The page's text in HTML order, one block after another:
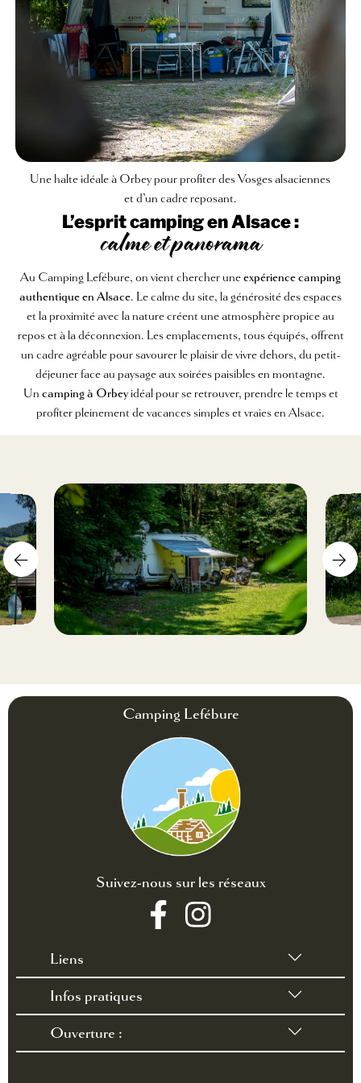
Une halte idéale à Orbey pour profiter des Vosges alsaciennes
et d’un cadre reposant.
L’esprit camping en Alsace :
calme et panorama
Au Camping Lefébure, on vient chercher uneexpérience camping
authentique en Alsace. Le calme du site, la générosité des espaces
et la proximité avec la nature créent une atmosphère propice au
repos et à la déconnexion. Les emplacements, tous équipés, offrent
un cadre agréable pour savourer le plaisir de vivre dehors, du petit-
déjeuner face au paysage aux soirées paisibles en montagne.
Un camping à Orbeyidéal pour se retrouver, prendre le temps et
profiter pleinement de vacances simples et vraies en Alsace.
Camping Lefébure
Suivez-nous sur les réseaux
Liens
Conditions générales de vente
•Règlement intérieur
Infos pratiques
Contact /accès
•FAQ
Ouverture :